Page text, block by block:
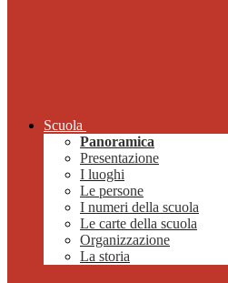
Scuola
Panoramica
Presentazione
I luoghi
Le persone
I numeri della scuola
Le carte della scuola
Organizzazione
La storia